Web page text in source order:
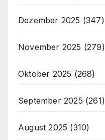
Dezember 2025 (347)
November 2025 (279)
Oktober 2025 (268)
September 2025 (261)
August 2025 (310)